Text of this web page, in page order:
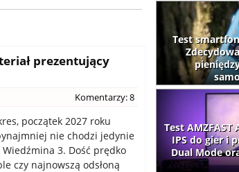
prezentujący
Komentarzy: 8
początek 2027 roku
nie chodzi jedynie
3. Dość prędko
czy najnowszą odsłoną
Test
Test AMZFAST
IPS do gier i
Dual Mode